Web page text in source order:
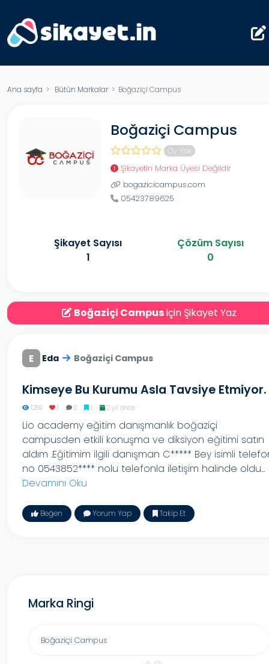
Ana sayfa > Bütün Markalar> Boğaziçi Campus
Boğaziçi Campus
Oy Yok
Şikayetin Marka Üyesi Değildir
bogazicicampus.com
05423789625
Şikayet Sayısı
1
Çözüm Sayısı
0
Boğaziçi Campusiçin Şikayet Yaz
E Eda Boğaziçi Campus
Kimseye Bu Kurumu Asla Tavsiye Etmiyor.
1259 1 0 1 2 yıl önce
Lio academy eğitim danışmanlık boğaziçi
campusden etkili konuşma ve diksiyon eğitimi satın
aldım .Eğitimim ilgili danışman C***** Bey isimli
no 0543852**** nolu telefonla iletişim halinde oldu...
Devamını Oku
Beğen Yorum Yap Takip Et
Marka Ringi